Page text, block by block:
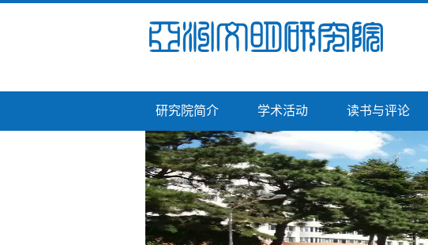
研究院简介 学术活动 读书与评论